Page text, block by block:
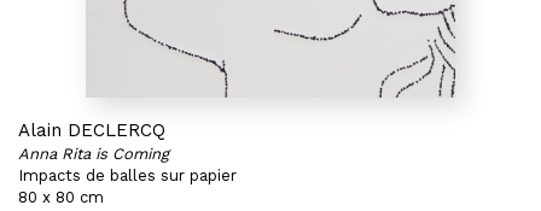
Alain DECLERCQ
Anna Rita is Coming
Impacts de balles sur papier
80 x 80 cm